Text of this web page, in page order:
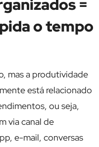
=
o tempo
mas a produtividade
está relacionado
ou seja,
via canal de
e-mail, conversas